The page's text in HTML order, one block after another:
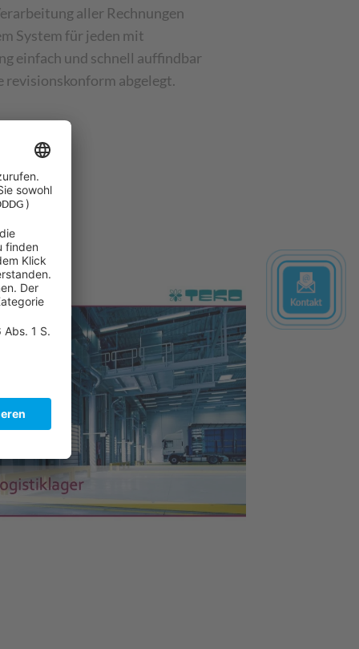
aller Rechnungen
System für jeden mit
einfach und schnell auffindbar
revisionskonform abgelegt.